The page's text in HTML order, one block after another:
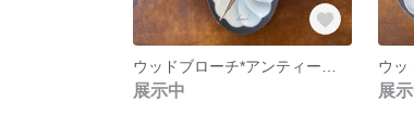
展示中 展